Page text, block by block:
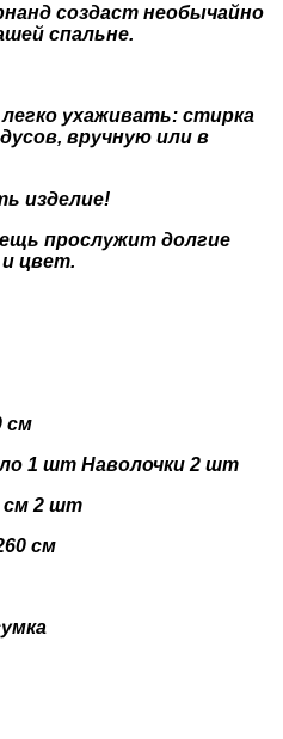
создаст необычайно
спальне.
ухаживать: стирка
вручную или в
изделие!
прослужит долгие
цвет.
см
1 шт Наволочки 2 шт
см 2 шт
см